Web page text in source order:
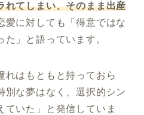
れてしまい、そのまま出産
愛に対しても「得意ではな
た」と語っています。
れはもともと持っておら
別な夢はなく、選択的シン
ていた」と発信していま